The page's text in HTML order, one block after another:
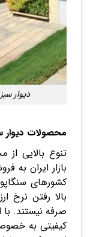
دیوار
محصولات دیوار
تنوع بالایی
بازار ایران
کشورهای
بالا رفتن نرخ
صرفه نیستند.
کیفیتی به خصوص